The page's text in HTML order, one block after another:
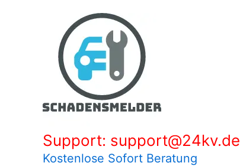
Support: support@24kv.de
Kostenlose Sofort Beratung